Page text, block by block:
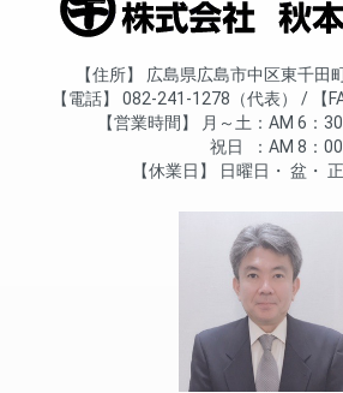
住所
広島県広島市中区東千田
電話
082-241-1278（代表）
営業時間
月～土
AM 6：
祝日
AM 8：
休業日
日曜日 盆